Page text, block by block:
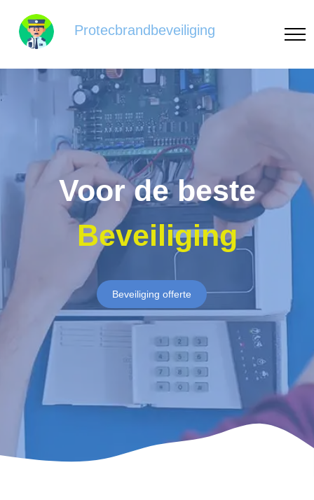
Protecbrandbeveiliging
Voor de beste
Beveiliging
Beveiliging offerte